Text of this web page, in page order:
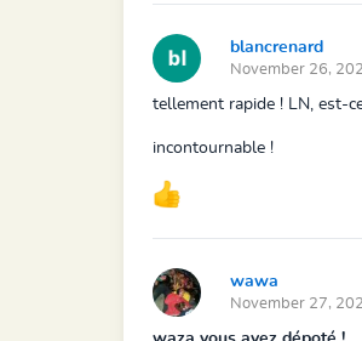
blancrenard
November 26,
tellement rapide ! LN, est-
incontournable !
wawa
November 27,